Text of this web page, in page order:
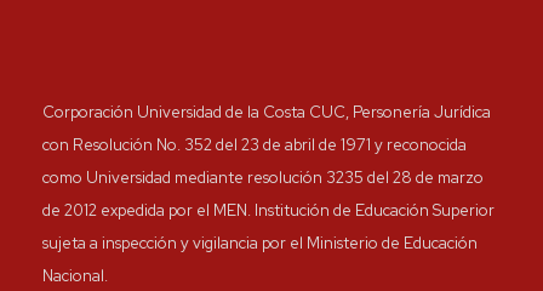
Corporación Universidad de la Costa CUC, Personería Jurídica
con Resolución No. 352 del 23 de abril de 1971 y reconocida
como Universidad mediante resolución 3235 del 28 de marzo
de 2012 expedida por el MEN. Institución de Educación Superior
sujeta a inspección y vigilancia por el Ministerio de Educación
Nacional.